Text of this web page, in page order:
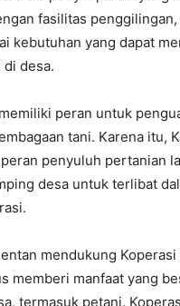
fasilitas
kebutuhan yang dapat
desa.
peran untuk
tani. Karena itu,
penyuluh pertanian
desa untuk terlibat
mendukung
memberi manfaat yang
termasuk petani.